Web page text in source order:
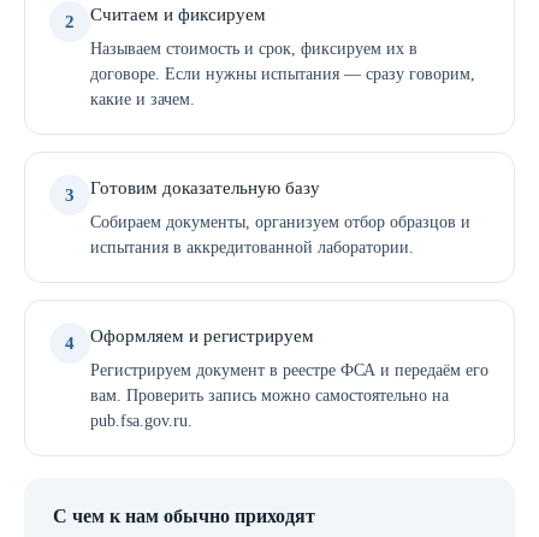
2 Считаем и фиксируем
Называем стоимость и срок, фиксируем их в
договоре. Если нужны испытания — сразу говорим,
какие и зачем.
3 Готовим доказательную базу
Собираем документы, организуем отбор образцов и
испытания в аккредитованной лаборатории.
4 Оформляем и регистрируем
Регистрируем документ в реестре ФСА и передаём его
вам. Проверить запись можно самостоятельно на
pub.fsa.gov.ru.
С чем к нам обычно приходят